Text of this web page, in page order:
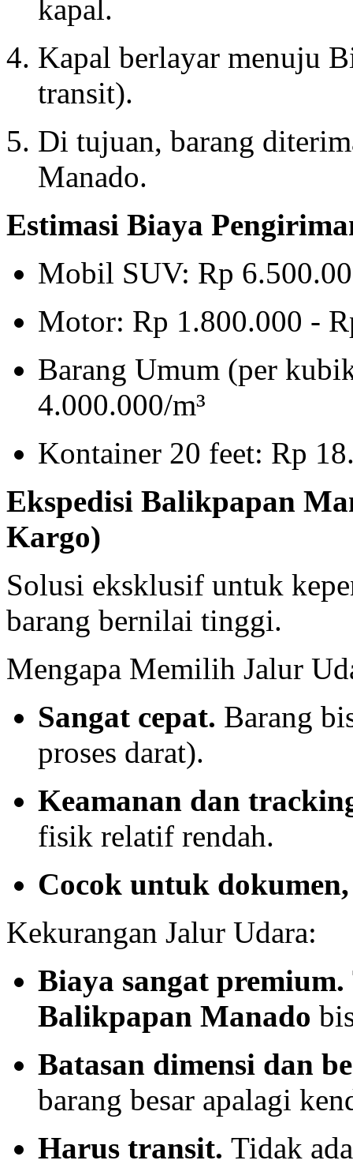
kapal.
Kapal berlayar menuju
transit).
Di tujuan, barang
Manado.
Estimasi Biaya
Mobil SUV: Rp
Motor: Rp 1.800.000 -
Barang Umum (per
4.000.000/m³
Kontainer 20 feet: Rp
Ekspedisi Balikpapan
Kargo)
Solusi eksklusif untuk
barang bernilai tinggi.
Mengapa Memilih Jalur
Sangat cepat. Barang
proses darat).
Keamanan dan
fisik relatif rendah.
Cocok untuk
Kekurangan Jalur Udara:
Biaya sangat premium.
Balikpapan Manado
Batasan dimensi dan
barang besar apalagi
Harus transit. Tidak